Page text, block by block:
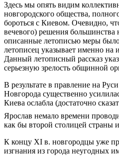
Здесь мы опять видим
новгородского общества,
бороться с Киевом. Очевидно,
вечевого) решения большинства
описанные летописью меры
летописец указывает именно на
Данный летописный рассказ
серьезную зрелость общинной
В результате в правление на
Новгорода существенно
Киева ослабла (достаточно
Ярослав немало времени
как бы второй столицей страны
К концу XI в. новгородцы уже
изгнания из города неугодных